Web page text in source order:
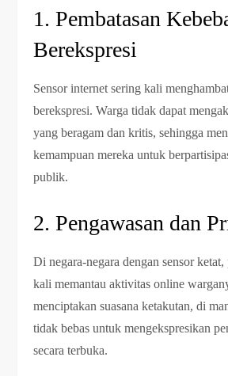
1. Pembatasan
Berekspresi
Sensor internet sering kali
berekspresi. Warga tidak dapat
yang beragam dan kritis, sehingga
kemampuan mereka untuk
publik.
2. Pengawasan dan
Di negara-negara dengan sensor
kali memantau aktivitas online
menciptakan suasana ketakutan, di
tidak bebas untuk mengekspresikan
secara terbuka.